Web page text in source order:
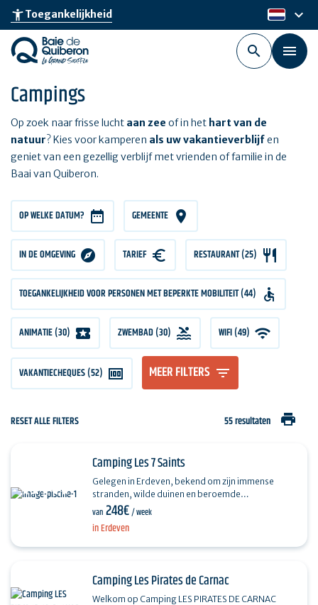
Skip
main
content
accessibility_newToegankelijkheid nl
keyboard_arrow_down
Campings
Op zoek naar frisse lucht aan zee of in het hart van de
natuur? Kies voor kamperen als uw vakantieverblijfen
geniet van een gezellig verblijf met vrienden of familie in de
Baai van Quiberon.
OP WELKE DATUM? GEMEENTE
IN DE OMGEVING TARIEF
TARIEF RESTAURANT (25)
TOEGANKELIJKHEID VOOR PERSONEN MET BEPERKTE MOBILITEIT (44)
ANIMATIE (30) ZWEMBAD (30) WIFI (49)
VAKANTIECHEQUES (52) MEER FILTERS
RESET ALLE FILTERS 55 resultaten print
in Erdeven
Camping Les 7 Saints
Gelegen in Erdeven, bekend om zijn immense
stranden, wilde duinen en beroemde
megalithische uitlijningen, verwelkomt 5-
sterrencamping Les 7 Saints je…
van 248€/ week
Camping Les Pirates de Carnac
Welkom op Camping LES PIRATES DE CARNAC